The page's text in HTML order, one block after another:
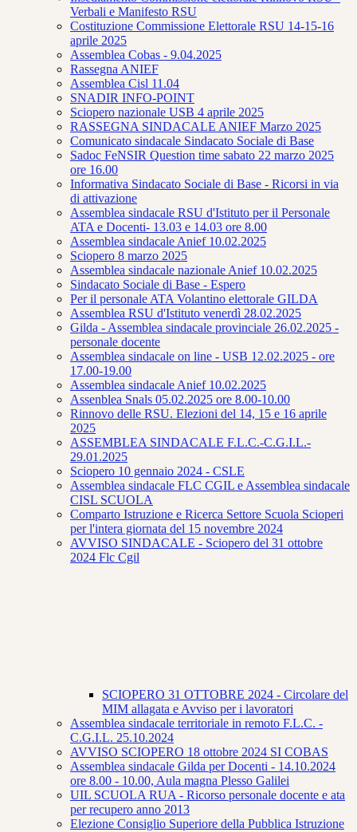
Verbali e Manifesto RSU
Costituzione Commissione Elettorale RSU 14-15-16
aprile 2025
Assemblea Cobas - 9.04.2025
Rassegna ANIEF
Assemblea Cisl 11.04
SNADIR INFO-POINT
Sciopero nazionale USB 4 aprile 2025
RASSEGNA SINDACALE ANIEF Marzo 2025
Comunicato sindacale Sindacato Sociale di Base
Sadoc FeNSIR Question time sabato 22 marzo 2025
ore 16.00
Informativa Sindacato Sociale di Base - Ricorsi in via
di attivazione
Assemblea sindacale RSU d'Istituto per il Personale
ATA e Docenti- 13.03 e 14.03 ore 8.00
Assemblea sindacale Anief 10.02.2025
Sciopero 8 marzo 2025
Assemblea sindacale nazionale Anief 10.02.2025
Sindacato Sociale di Base - Espero
Per il personale ATA Volantino elettorale GILDA
Assemblea RSU d'Istituto venerdì 28.02.2025
Gilda - Assemblea sindacale provinciale 26.02.2025 -
personale docente
Assemblea sindacale on line - USB 12.02.2025 - ore
17.00-19.00
Assemblea sindacale Anief 10.02.2025
Assenblea Snals 05.02.2025 ore 8.00-10.00
Rinnovo delle RSU. Elezioni del 14, 15 e 16 aprile
2025
ASSEMBLEA SINDACALE F.L.C.-C.G.I.L.-
29.01.2025
Sciopero 10 gennaio 2024 - CSLE
Assemblea sindacale FLC CGIL e Assemblea sindacale
CISL SCUOLA
Comparto Istruzione e Ricerca Settore Scuola Scioperi
per l'intera giornata del 15 novembre 2024
AVVISO SINDACALE - Sciopero del 31 ottobre
2024 Flc Cgil
SCIOPERO 31 OTTOBRE 2024 - Circolare del
MIM allagata e Avviso per i lavoratori
Assemblea sindacale territoriale in remoto F.L.C. -
C.G.I.L. 25.10.2024
AVVISO SCIOPERO 18 ottobre 2024 SI COBAS
Assemblea sindacale Gilda per Docenti - 14.10.2024
ore 8.00 - 10.00, Aula magna Plesso Galilei
UIL SCUOLA RUA - Ricorso personale docente e ata
per recupero anno 2013
Elezione Consiglio Superiore della Pubblica Istruzione